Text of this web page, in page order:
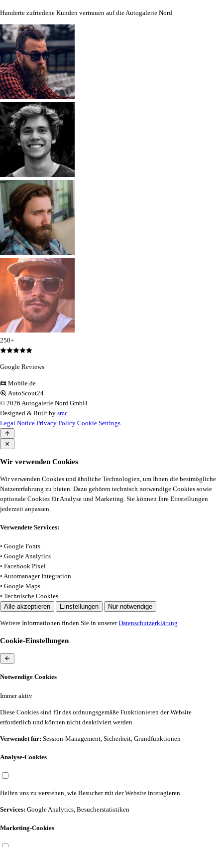
Hunderte zufriedene Kunden vertrauen auf die Autogalerie Nord.
250+
Google Reviews
Mobile.de
AutoScout24
© 2026 Autogalerie Nord GmbH
Designed & Built by smc
Legal Notice Privacy Policy Cookie Settings
Wir verwenden Cookies
Wir verwenden Cookies und ähnliche Technologien, um Ihnen die bestmögliche
Nutzererfahrung zu bieten. Dazu gehören technisch notwendige Cookies sowie
optionale Cookies für Analyse und Marketing. Sie können Ihre Einstellungen
jederzeit anpassen.
Verwendete Services:
• Google Fonts
• Google Analytics
• Facebook Pixel
• Automanager Integration
• Google Maps
• Technische Cookies
Alle akzeptieren
Einstellungen Nur notwendige
Weitere Informationen finden Sie in unsererDatenschutzerklärung
Cookie-Einstellungen
Notwendige Cookies
Immer aktiv
Diese Cookies sind für das ordnungsgemäße Funktionieren der Website
erforderlich und können nicht deaktiviert werden.
Verwendet für: Session-Management, Sicherheit, Grundfunktionen
Analyse-Cookies
Helfen uns zu verstehen, wie Besucher mit der Website interagieren.
Services: Google Analytics, Besucherstatistiken
Marketing-Cookies